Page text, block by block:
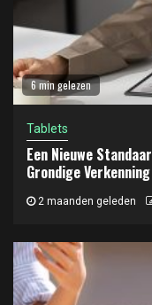
6 min gelezen
Tablets
Een Nieuwe
Grondige
2 maanden geleden